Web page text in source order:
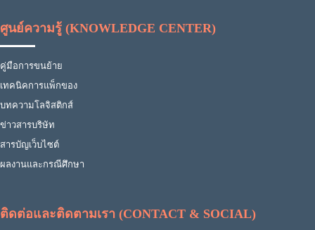
ศูนย์ความรู้ (KNOWLEDGE CENTER)
คู่มือการขนย้าย
เทคนิคการแพ็กของ
บทความโลจิสติกส์
ข่าวสารบริษัท
สารบัญเว็บไซต์
ผลงานและกรณีศึกษา
ติดต่อและติดตามเรา (CONTACT & SOCIAL)